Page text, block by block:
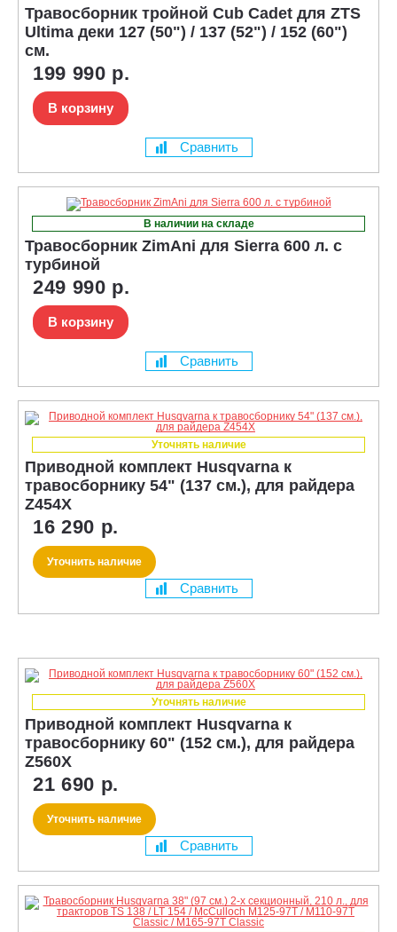
Травосборник тройной Cub Cadet для ZTS
Ultima деки 127 (50") / 137 (52") / 152 (60")
см.
199 990 р.
В корзину
Сравнить
В наличии на складе
Травосборник ZimAni для Sierra 600 л. с
турбиной
249 990 р.
В корзину
Сравнить
Уточнять наличие
Приводной комплект Husqvarna к
травосборнику 54" (137 см.), для райдера
Z454X
16 290 р.
Уточнить наличие
Сравнить
Уточнять наличие
Приводной комплект Husqvarna к
травосборнику 60" (152 см.), для райдера
Z560X
21 690 р.
Уточнить наличие
Сравнить